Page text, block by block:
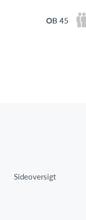
OB 45
Sideoversigt